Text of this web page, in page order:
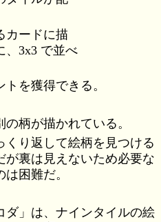
カードに描
、3x3 で並べ
を獲得できる。
柄が描かれている。
くり返して絵柄を見つける
が裏は見えないため必要な
困難だ。
ダ」は、ナインタイルの絵